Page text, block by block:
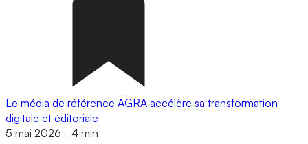
Le média de référence AGRA accélère sa transformation
digitale et éditoriale
5 mai 2026 - 4 min